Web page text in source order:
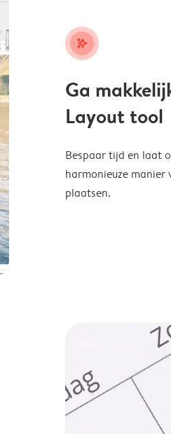
stars_plus
Ga
Layout tool
Bespaar tijd en laat
harmonieuze
plaatsen.